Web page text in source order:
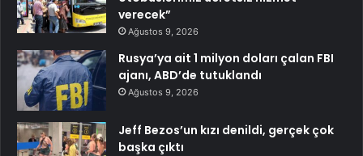
verecek”
Ağustos 9, 2026
Rusya’ya ait 1 milyon doları çalan FBI
ajanı, ABD’de tutuklandı
Ağustos 9, 2026
Jeff Bezos’un kızı denildi, gerçek çok
başka çıktı